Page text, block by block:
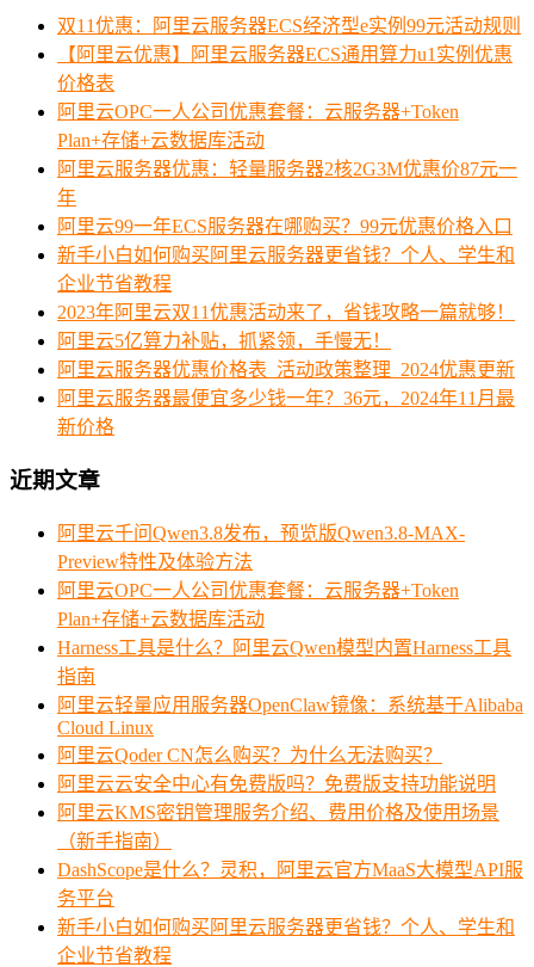
双11优惠：阿里云服务器ECS经济型e实例99元活动规则
【阿里云优惠】阿里云服务器ECS通用算力u1实例优惠
价格表
阿里云OPC一人公司优惠套餐：云服务器+Token
Plan+存储+云数据库活动
阿里云服务器优惠：轻量服务器2核2G3M优惠价87元一
年
阿里云99一年ECS服务器在哪购买？99元优惠价格入口
新手小白如何购买阿里云服务器更省钱？个人、学生和
企业节省教程
2023年阿里云双11优惠活动来了，省钱攻略一篇就够！
阿里云5亿算力补贴，抓紧领，手慢无！
阿里云服务器优惠价格表_活动政策整理_2024优惠更新
阿里云服务器最便宜多少钱一年？36元，2024年11月最
新价格
近期文章
阿里云千问Qwen3.8发布，预览版Qwen3.8-MAX-
Preview特性及体验方法
阿里云OPC一人公司优惠套餐：云服务器+Token
Plan+存储+云数据库活动
Harness工具是什么？阿里云Qwen模型内置Harness工具
指南
阿里云轻量应用服务器OpenClaw镜像：系统基于Alibaba
Cloud Linux
阿里云Qoder CN怎么购买？为什么无法购买？
阿里云云安全中心有免费版吗？免费版支持功能说明
阿里云KMS密钥管理服务介绍、费用价格及使用场景
（新手指南）
DashScope是什么？灵积，阿里云官方MaaS大模型API服
务平台
新手小白如何购买阿里云服务器更省钱？个人、学生和
企业节省教程